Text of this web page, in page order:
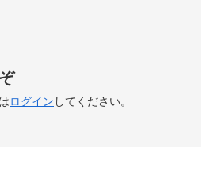
ログイン してください。